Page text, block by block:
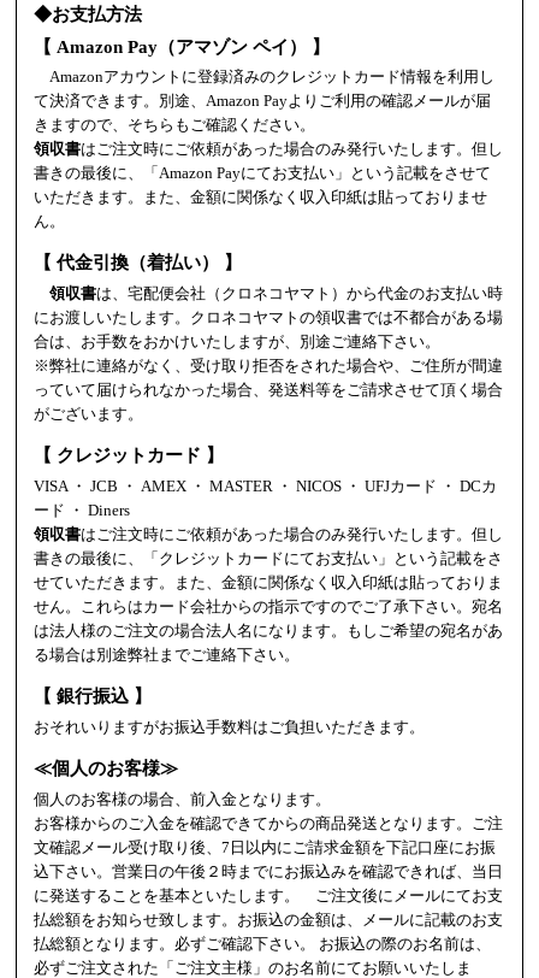
◆お支払方法
【 Amazon Pay（アマゾン ペイ） 】
Amazonアカウントに登録済みのクレジットカード情報を利用し
て決済できます。別途、Amazon Payよりご利用の確認メールが届
きますので、そちらもご確認ください。
領収書はご注文時にご依頼があった場合のみ発行いたします。但し
書きの最後に、「Amazon Payにてお支払い」という記載をさせて
いただきます。また、金額に関係なく収入印紙は貼っておりませ
ん。
【 代金引換（着払い） 】
領収書は、宅配便会社（クロネコヤマト）から代金のお支払い時
にお渡しいたします。クロネコヤマトの領収書では不都合がある場
合は、お手数をおかけいたしますが、別途ご連絡下さい。
※弊社に連絡がなく、受け取り拒否をされた場合や、ご住所が間違
っていて届けられなかった場合、発送料等をご請求させて頂く場合
がございます。
【 クレジットカード 】
VISA ・ JCB ・ AMEX ・ MASTER ・ NICOS ・ UFJカード ・ DCカ
ード ・ Diners
領収書はご注文時にご依頼があった場合のみ発行いたします。但し
書きの最後に、「クレジットカードにてお支払い」という記載をさ
せていただきます。また、金額に関係なく収入印紙は貼っておりま
せん。これらはカード会社からの指示ですのでご了承下さい。宛名
は法人様のご注文の場合法人名になります。もしご希望の宛名があ
る場合は別途弊社までご連絡下さい。
【 銀行振込 】
おそれいりますがお振込手数料はご負担いただきます。
≪個人のお客様≫
個人のお客様の場合、前入金となります。
お客様からのご入金を確認できてからの商品発送となります。ご注
文確認メール受け取り後、7日以内にご請求金額を下記口座にお振
込下さい。営業日の午後２時までにお振込みを確認できれば、当日
に発送することを基本といたします。 ご注文後にメールにてお支
払総額をお知らせ致します。お振込の金額は、メールに記載のお支
払総額となります。必ずご確認下さい。 お振込の際のお名前は、
必ずご注文された「ご注文主様」のお名前にてお願いいたしま